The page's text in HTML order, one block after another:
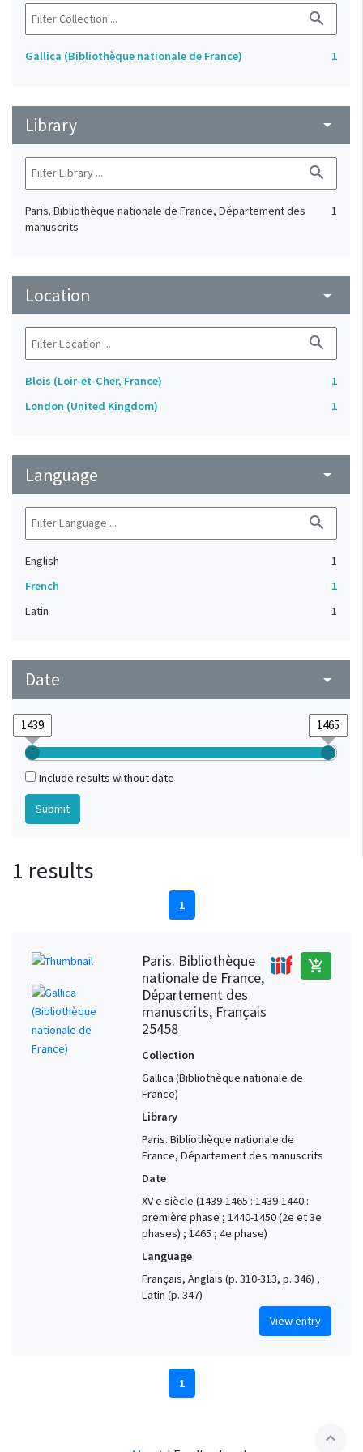
search
Gallica (Bibliothèque nationale de France) 1
Library arrow_drop_down
search
Paris. Bibliothèque nationale de France, Département des
manuscrits
1
Location arrow_drop_down
search
Blois (Loir-et-Cher, France)
1
London (United Kingdom)
1
Language arrow_drop_down
search
English
1
French
1
Latin
1
Date arrow_drop_down
Include results without date
1 results
1
Paris. Bibliothèque
nationale de France,
Département des
manuscrits, Français
25458
add_shopping_cart
Collection
Gallica (Bibliothèque nationale de
France)
Library
Paris. Bibliothèque nationale de
France, Département des manuscrits
Date
XV e siècle (1439-1465 : 1439-1440 :
première phase ; 1440-1450 (2e et 3e
phases) ; 1465 ; 4e phase)
Language
Français, Anglais (p. 310-313, p. 346) ,
Latin (p. 347)
View entry
1
expand_less